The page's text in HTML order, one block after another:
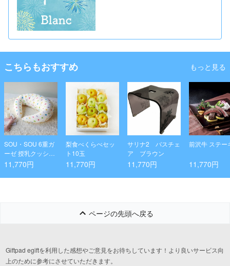
こちらもおすすめ もっと見る
SOU・SOU 6重ガ
ーゼ 授乳クッショ
ン
11,770円
梨食べくらべセッ
ト10玉
11,770円
サリナ2 バスチェ
ア ブラウン
11,770円
前沢牛 ステー
11,770円
ページの先頭へ戻る
Giftpad egiftを利用した感想やご意見をお待ちしています！より良いサービス向
上のために参考にさせていただきます。